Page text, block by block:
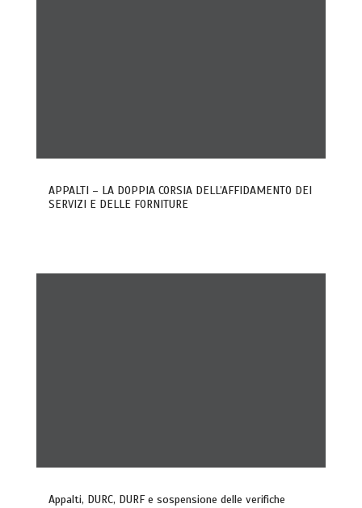
APPALTI – LA DOPPIA CORSIA DELL’AFFIDAMENTO DEI
SERVIZI E DELLE FORNITURE
Appalti, DURC, DURF e sospensione delle verifiche